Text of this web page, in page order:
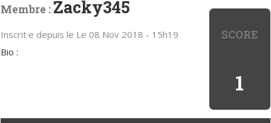
SCORE
1
Membre : Zacky345
Inscrit·e depuis le Le 08 Nov 2018 - 15h19
Bio :